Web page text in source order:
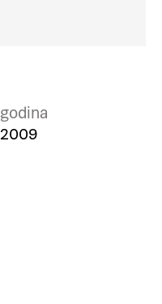
godina
2009